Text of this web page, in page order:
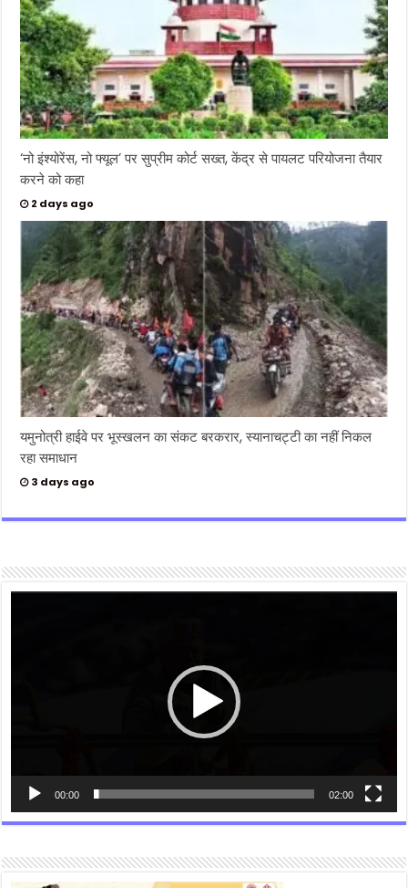
‘नो इंश्योरेंस, नो फ्यूल’ पर सुप्रीम कोर्ट सख्त, केंद्र से पायलट परियोजना तैयार
करने को कहा
2 days ago
यमुनोत्री हाईवे पर भूस्खलन का संकट बरकरार, स्यानाचट्टी का नहीं निकल
रहा समाधान
3 days ago
Video
00:00 02:00